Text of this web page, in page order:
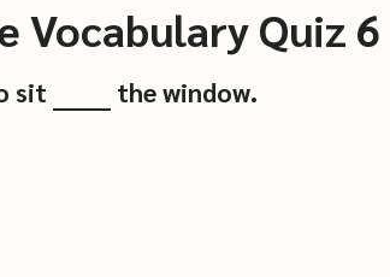
Vocabulary Quiz 6
______ the window.